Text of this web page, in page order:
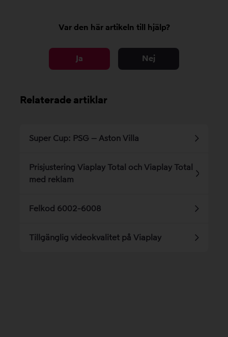
Var den här artikeln till hjälp?
Ja Nej
Relaterade artiklar
Super Cup: PSG – Aston Villa
Prisjustering Viaplay Total och Viaplay Total
med reklam
Felkod 6002-6008
Tillgänglig videokvalitet på Viaplay